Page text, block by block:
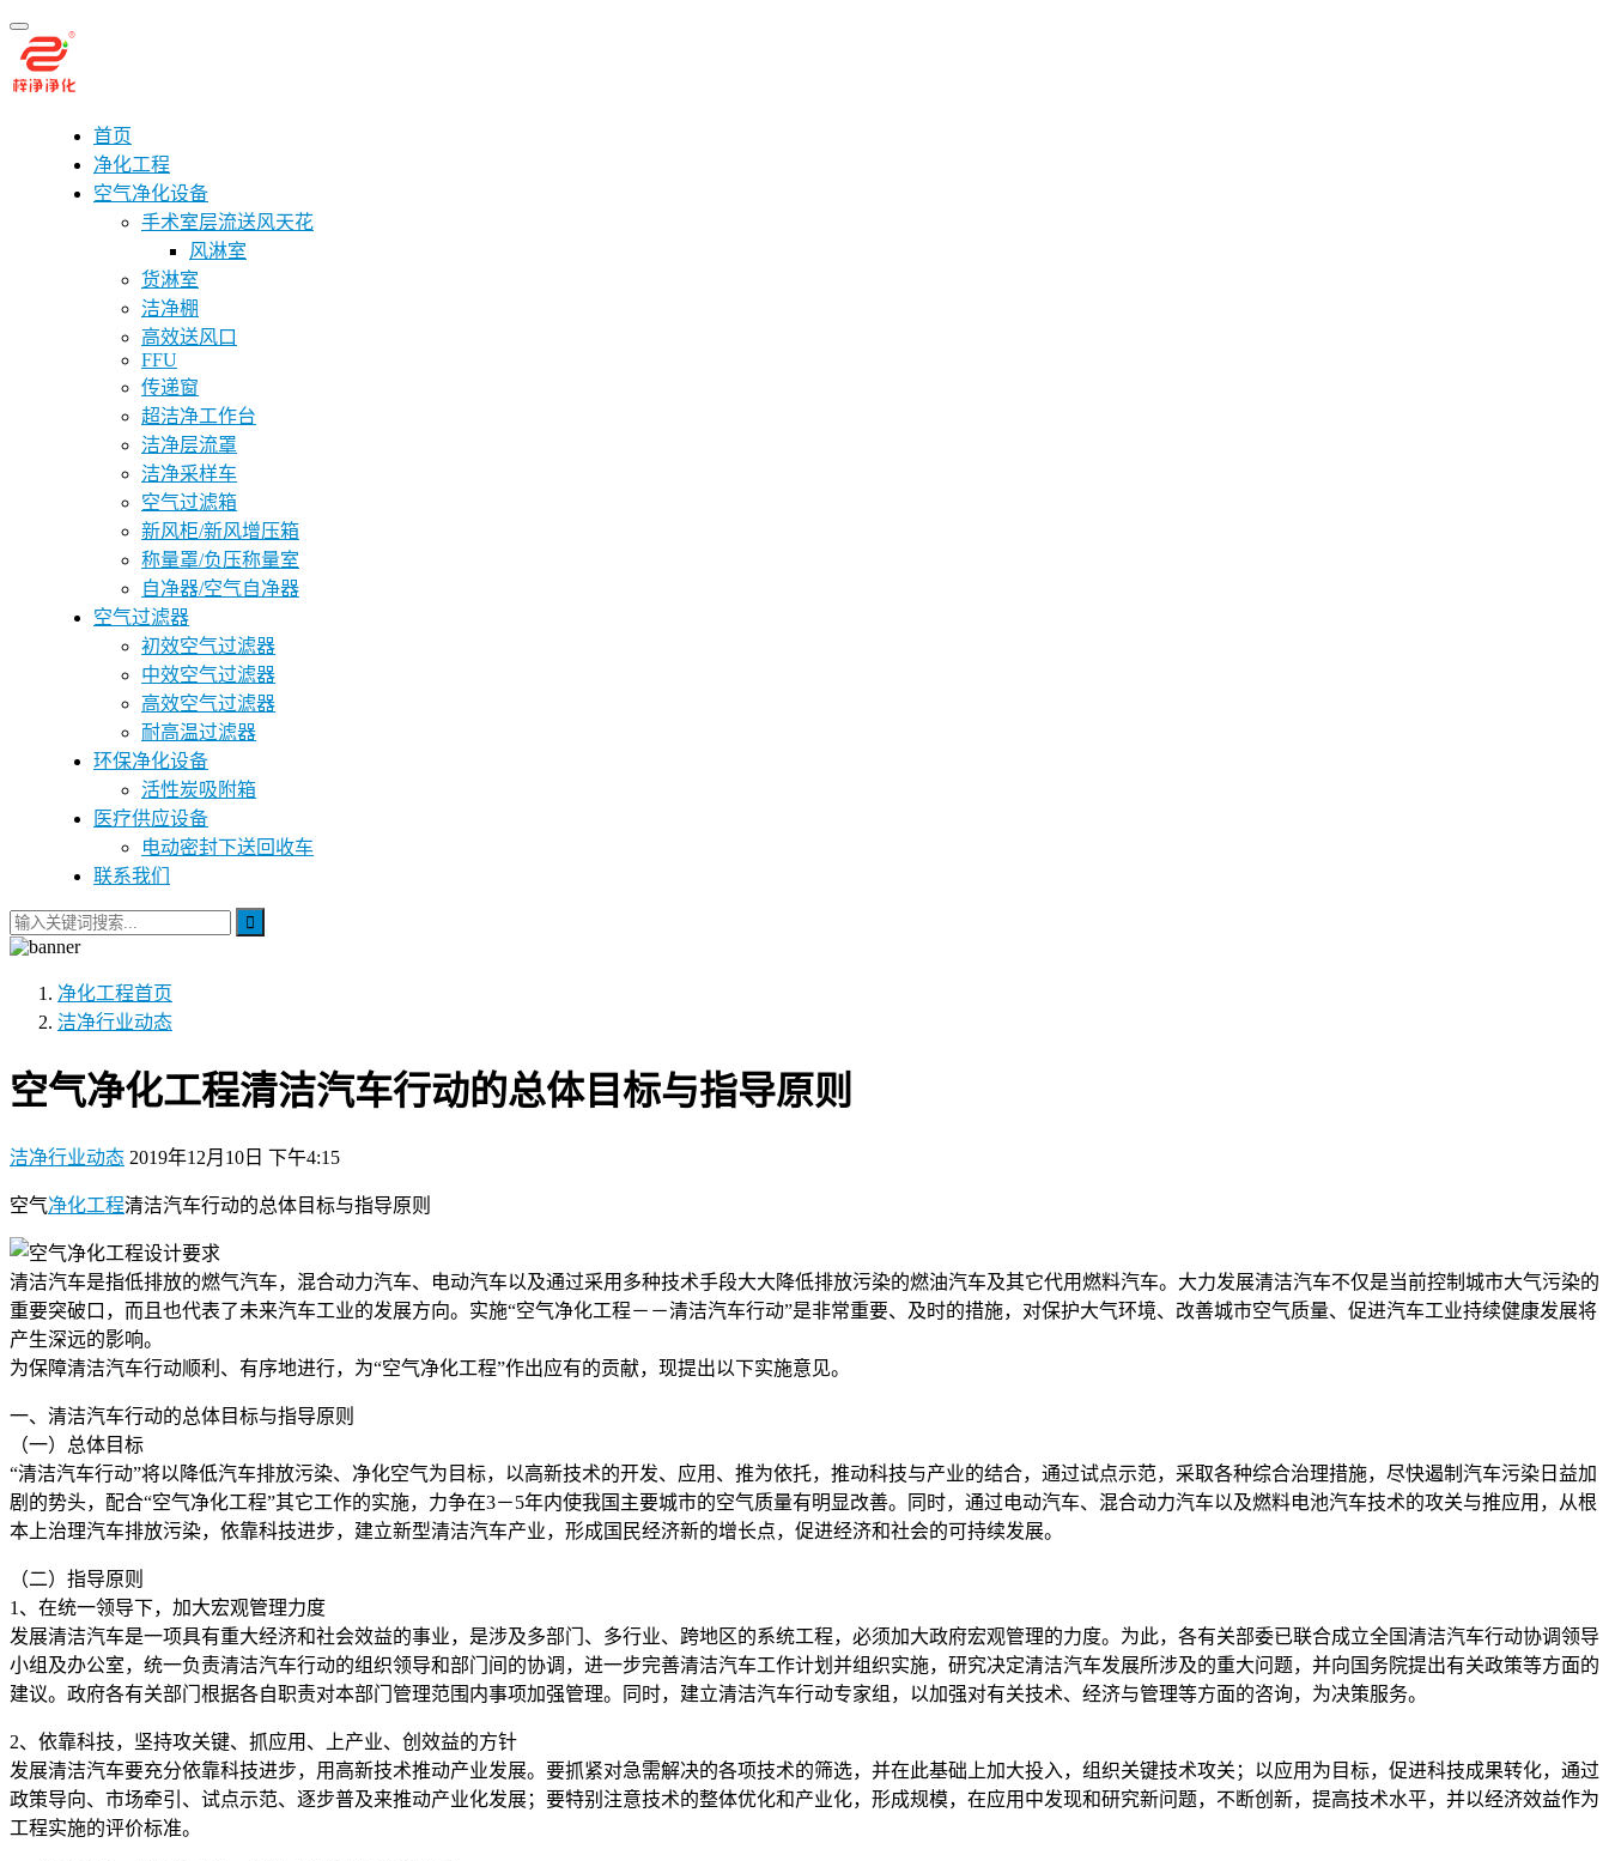
首页
净化工程
空气净化设备
手术室层流送风天花
风淋室
货淋室
洁净棚
高效送风口
FFU
传递窗
超洁净工作台
洁净层流罩
洁净采样车
空气过滤箱
新风柜/新风增压箱
称量罩/负压称量室
自净器/空气自净器
空气过滤器
初效空气过滤器
中效空气过滤器
高效空气过滤器
耐高温过滤器
环保净化设备
活性炭吸附箱
医疗供应设备
电动密封下送回收车
联系我们
净化工程首页
洁净行业动态
空气净化工程清洁汽车行动的总体目标与指导原则
洁净行业动态 2019年12月10日 下午4:15
空气净化工程清洁汽车行动的总体目标与指导原则
清洁汽车是指低排放的燃气汽车，混合动力汽车、电动汽车以及通过采用多种技术手段大大降低排放污染的燃油汽车及其它代用燃料汽车。大力发展清洁汽车不仅是当前控制城市大气污染的
重要突破口，而且也代表了未来汽车工业的发展方向。实施“空气净化工程－－清洁汽车行动”是非常重要、及时的措施，对保护大气环境、改善城市空气质量、促进汽车工业持续健康发展将
产生深远的影响。
为保障清洁汽车行动顺利、有序地进行，为“空气净化工程”作出应有的贡献，现提出以下实施意见。
一、清洁汽车行动的总体目标与指导原则
（一）总体目标
“清洁汽车行动”将以降低汽车排放污染、净化空气为目标，以高新技术的开发、应用、推为依托，推动科技与产业的结合，通过试点示范，采取各种综合治理措施，尽快遏制汽车污染日益加
剧的势头，配合“空气净化工程”其它工作的实施，力争在3－5年内使我国主要城市的空气质量有明显改善。同时，通过电动汽车、混合动力汽车以及燃料电池汽车技术的攻关与推应用，从根
本上治理汽车排放污染，依靠科技进步，建立新型清洁汽车产业，形成国民经济新的增长点，促进经济和社会的可持续发展。
（二）指导原则
1、在统一领导下，加大宏观管理力度
发展清洁汽车是一项具有重大经济和社会效益的事业，是涉及多部门、多行业、跨地区的系统工程，必须加大政府宏观管理的力度。为此，各有关部委已联合成立全国清洁汽车行动协调领导
小组及办公室，统一负责清洁汽车行动的组织领导和部门间的协调，进一步完善清洁汽车工作计划并组织实施，研究决定清洁汽车发展所涉及的重大问题，并向国务院提出有关政策等方面的
建议。政府各有关部门根据各自职责对本部门管理范围内事项加强管理。同时，建立清洁汽车行动专家组，以加强对有关技术、经济与管理等方面的咨询，为决策服务。
2、依靠科技，坚持攻关键、抓应用、上产业、创效益的方针
发展清洁汽车要充分依靠科技进步，用高新技术推动产业发展。要抓紧对急需解决的各项技术的筛选，并在此基础上加大投入，组织关键技术攻关；以应用为目标，促进科技成果转化，通过
政策导向、市场牵引、试点示范、逐步普及来推动产业化发展；要特别注意技术的整体优化和产业化，形成规模，在应用中发现和研究新问题，不断创新，提高技术水平，并以经济效益作为
工程实施的评价标准。